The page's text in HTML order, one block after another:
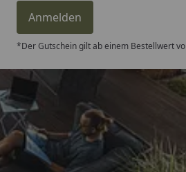
Anmelden
*Der Gutschein gilt ab einem Bestellwert
Trusted
4,81/ 5